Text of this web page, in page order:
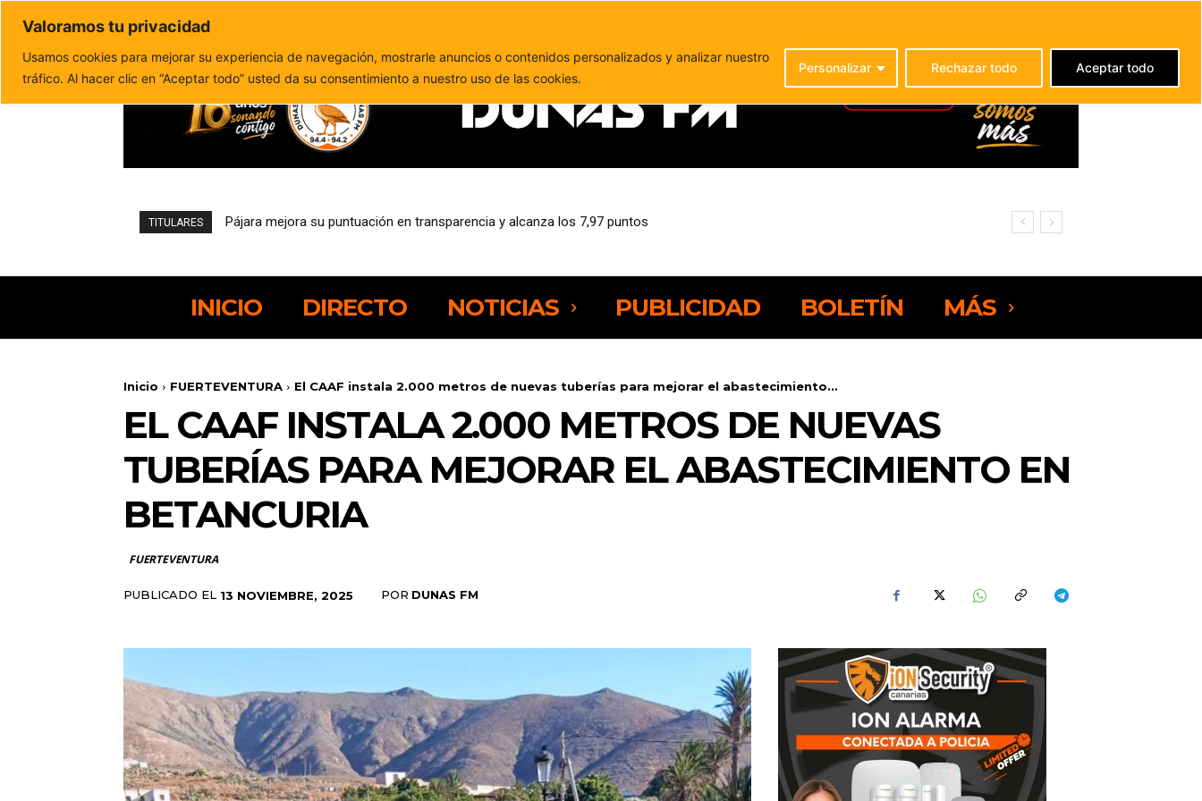
Valoramos tu privacidad
Usamos cookies para mejorar su experiencia de navegación, mostrarle anuncios o contenidos personalizados y analizar nuestro
tráfico. Al hacer clic en “Aceptar todo” usted da su consentimiento a nuestro uso de las cookies.
Personalizar Rechazar todo Aceptar todo
Política de privacidad
TITULARES El pesquero robado abandona el puerto de Gran Tarajal para ser devuelto a su propietario
INICIO DIRECTO NOTICIAS PUBLICIDAD BOLETÍN MÁS
Inicio FUERTEVENTURA El CAAF instala 2.000 metros de nuevas tuberías para mejorar el abastecimiento...
EL CAAF INSTALA 2.000 METROS DE NUEVAS
TUBERÍAS PARA MEJORAR EL ABASTECIMIENTO EN
BETANCURIA
FUERTEVENTURA
PUBLICADO EL 13 NOVIEMBRE, 2025 POR DUNAS FM